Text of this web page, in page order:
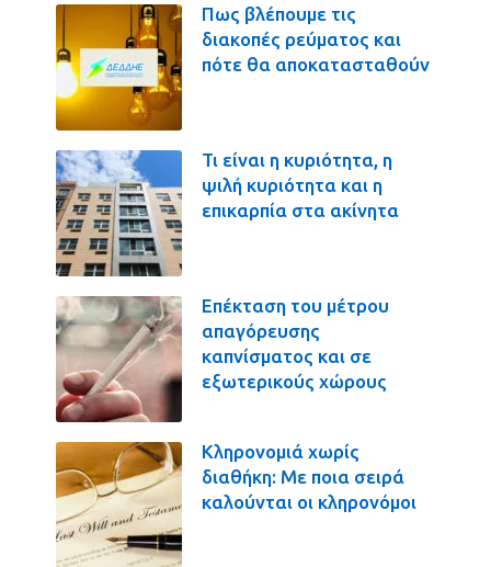
Πως βλέπουμε τις
διακοπές ρεύματος και
πότε θα αποκατασταθούν
Τι είναι η κυριότητα, η
ψιλή κυριότητα και η
επικαρπία στα ακίνητα
Επέκταση του μέτρου
απαγόρευσης
καπνίσματος και σε
εξωτερικούς χώρους
Κληρονομιά χωρίς
διαθήκη: Με ποια σειρά
καλούνται οι κληρονόμοι